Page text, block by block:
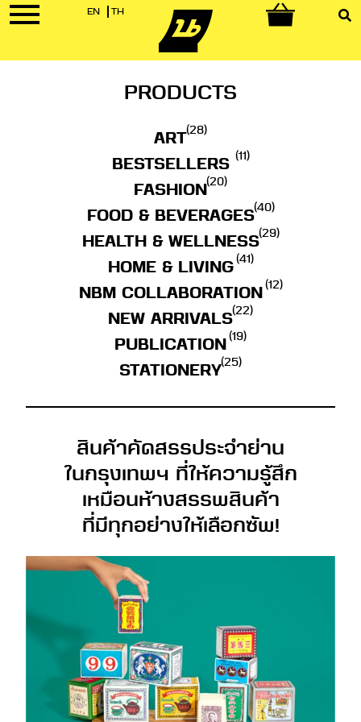
EN TH
PRODUCTS
ART(28)
BESTSELLERS (11)
FASHION(20)
FOOD & BEVERAGES(40)
HEALTH & WELLNESS(29)
HOME & LIVING(41)
NBM COLLABORATION(12)
NEW ARRIVALS(22)
PUBLICATION(19)
STATIONERY(25)
สินค้าคัดสรรประจำย่าน
ในกรุงเทพฯ ที่ให้ความรู้สึก
เหมือนห้างสรรพสินค้า
ที่มีทุกอย่างให้เลือกซัพ!